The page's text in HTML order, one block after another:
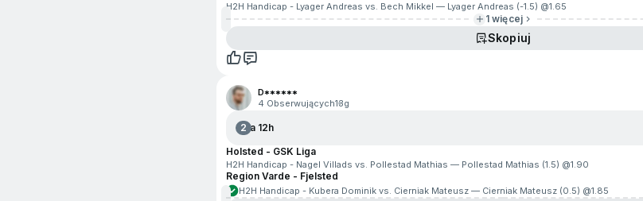
H2H Handicap - Lyager Andreas vs. Bech Mikkel — Lyager Andreas (-1.5) @1.65
1 więcej
Skopiuj
D******
4 Obserwujących13g
2Za 12h
Holsted - GSK Liga
H2H Handicap - Nagel Villads vs. Pollestad Mathias — Pollestad Mathias (1.5) @1.90
Region Varde - Fjelsted
H2H Handicap - Kubera Dominik vs. Cierniak Mateusz — Cierniak Mateusz (0.5) @1.85